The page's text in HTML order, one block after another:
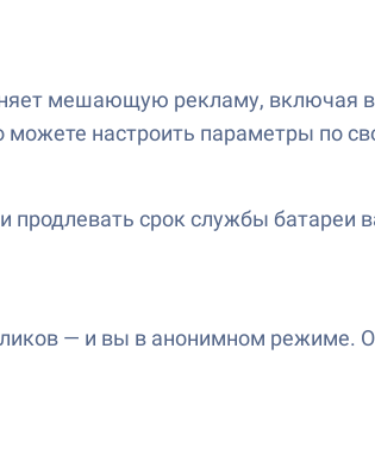
мешающую рекламу,
настроить параметры по
срок службы батареи
— и вы в анонимном режиме.